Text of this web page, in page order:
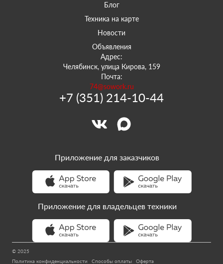
Блог
Техника на карте
Новости
Объявления
Адрес:
Челябинск, улица Кирова, 159
Почта:
74@sowork.ru
+7 (351) 214-10-44
© 2025
Политика конфиденциальности
Способы оплаты Оферта
Приложение для заказчиков
Приложение для владельцев техники